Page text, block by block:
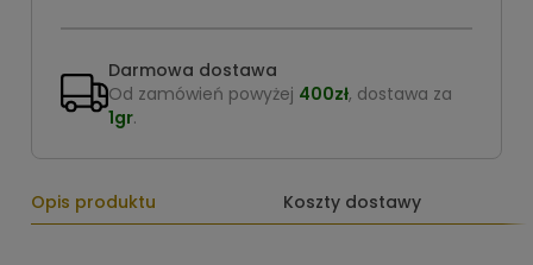
Darmowa dostawa
Od zamówień powyżej 400zł, dostawa za
1gr.
Opis produktu Koszty dostawy